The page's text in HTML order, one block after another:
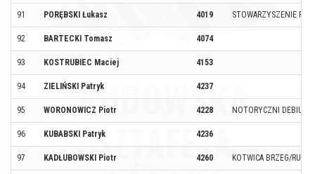
91 PORĘBSKI Łukasz 4019 STOWARZYSZENIE
92 BARTECKI Tomasz 4074
93 KOSTRUBIEC Maciej 4153
94 ZIELIŃSKI Patryk 4237
95 WORONOWICZ Piotr 4228 NOTORYCZNI
96 KUBABSKI Patryk 4236
97 KADŁUBOWSKI Piotr 4260 KOTWICA BRZEG/